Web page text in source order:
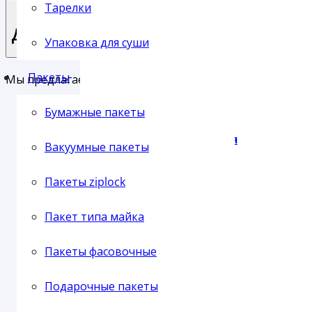
Пленка упаковочная
Пленка паллетная
Тарелки
Упаковка для суши
Пакеты
Бумажные пакеты
Вакуумные пакеты
Пакеты ziplock
Пакет типа майка
Пакеты фасовочные
Подарочные пакеты
Доставка
Мы предлагаем своим клиентам три основных типа
Доставка службой СервисПак
Отправка транспортной компанией